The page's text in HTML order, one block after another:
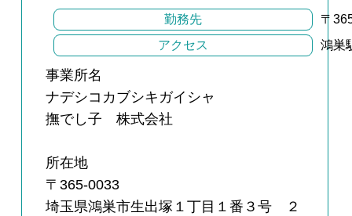
勤務先
〒
アクセス
鴻巣
事業所名
ナデシコカブシキガイシャ
撫でし子 株式会社
所在地
〒365-0033
埼玉県鴻巣市生出塚１丁目１番３号 ２